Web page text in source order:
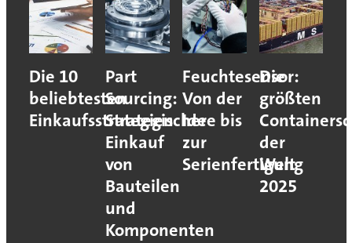
Die 10
beliebtesten
Einkaufsstrategien
Part
Sourcing:
Strategischer
Einkauf
von
Bauteilen
und
Komponenten
Feuchtesensor:
Von der
Idee bis
zur
Serienfertigung
Die
größten
der
Welt
2025